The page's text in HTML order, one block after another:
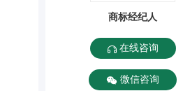
商标经纪人
在线咨询
微信咨询